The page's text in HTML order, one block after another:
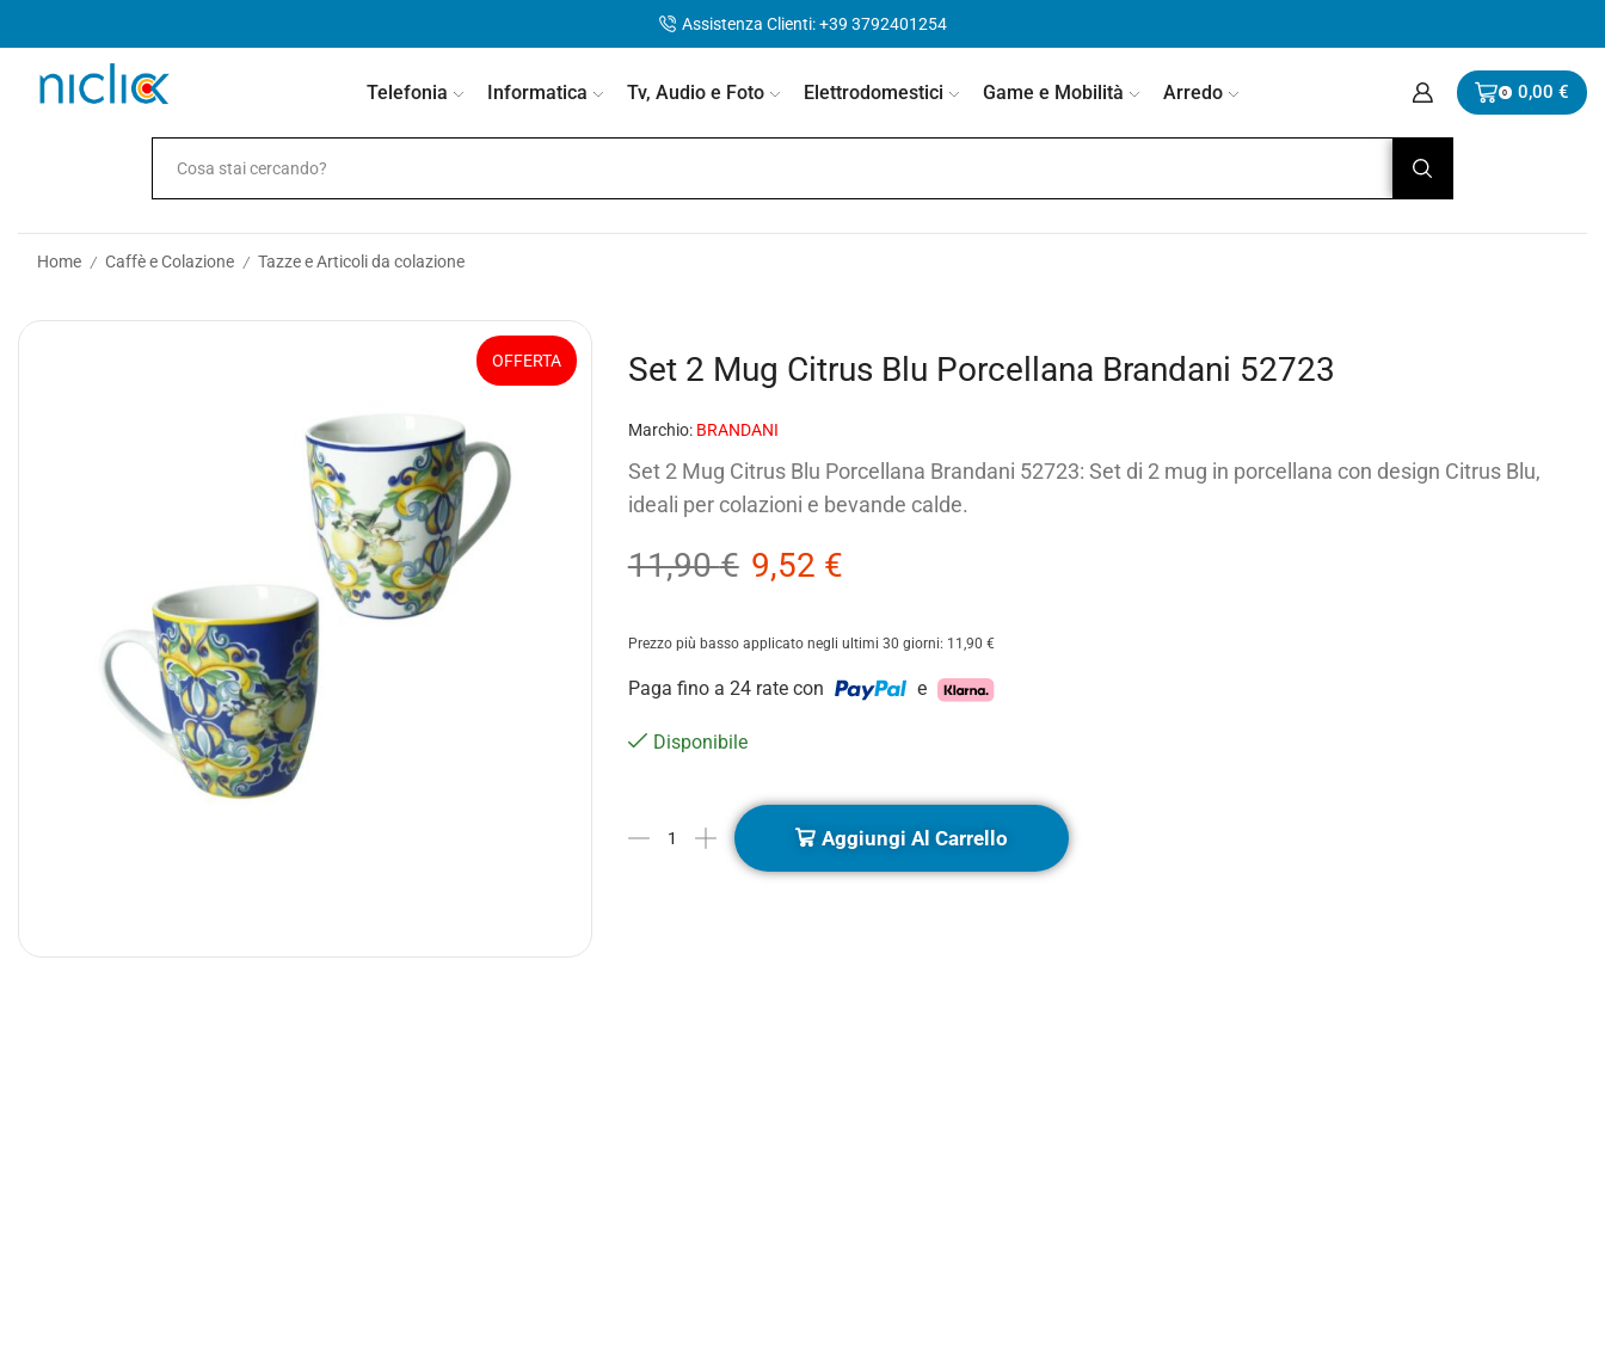
Assistenza Clienti: +39 3792401254
Telefonia Informatica Tv, Audio e Foto Elettrodomestici Game e Mobilità Arredo 0 0,00 €
Home / Caffè e Colazione / Tazze e Articoli da colazione
OFFERTA Set 2 Mug Citrus Blu Porcellana Brandani 52723
Marchio: BRANDANI
Set 2 Mug Citrus Blu Porcellana Brandani 52723: Set di 2 mug in porcellana con design Citrus Blu,
ideali per colazioni e bevande calde.
11,90€ 9,52 €
Prezzo più basso applicato negli ultimi 30 giorni: 11,90 €
Paga fino a 24 rate con e
Disponibile
Aggiungi Al Carrello